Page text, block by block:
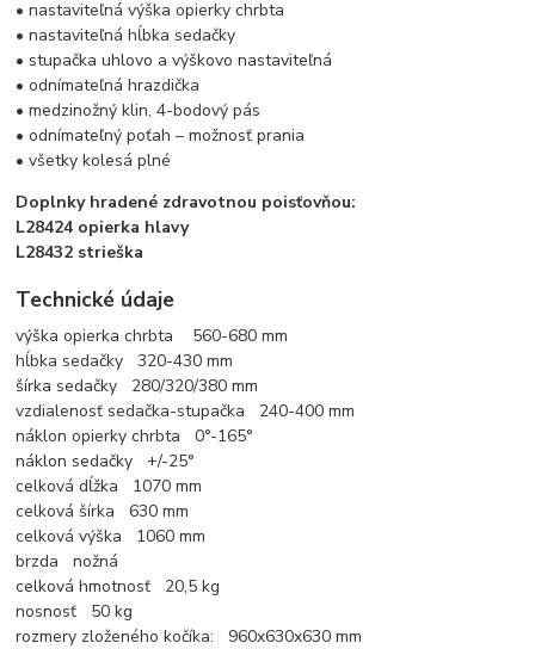
• nastaviteľná výška opierky chrbta
• nastaviteľná hĺbka sedačky
• stupačka uhlovo a výškovo nastaviteľná
• odnímateľná hrazdička
• medzinožný klin, 4-bodový pás
• odnímateľný poťah – možnosť prania
• všetky kolesá plné
Doplnky hradené zdravotnou poisťovňou:
L28424 opierka hlavy
L28432 strieška
Technické údaje
výška opierka chrbta 560-680 mm
hĺbka sedačky 320-430 mm
šírka sedačky 280/320/380 mm
vzdialenosť sedačka-stupačka 240-400 mm
náklon opierky chrbta 0°-165°
náklon sedačky +/-25°
celková dĺžka 1070 mm
celková šírka 630 mm
celková výška 1060 mm
brzda nožná
celková hmotnosť 20,5 kg
nosnosť 50 kg
rozmery zloženého kočíka: 960x630x630 mm